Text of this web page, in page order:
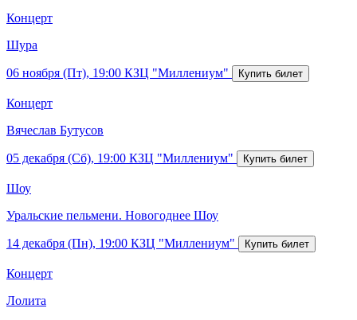
Концерт
Шура
06 ноября (Пт), 19:00 КЗЦ "Миллениум"
Концерт
Вячеслав Бутусов
05 декабря (Сб), 19:00 КЗЦ "Миллениум"
Шоу
Уральские пельмени. Новогоднее Шоу
14 декабря (Пн), 19:00 КЗЦ "Миллениум"
Концерт
Лолита